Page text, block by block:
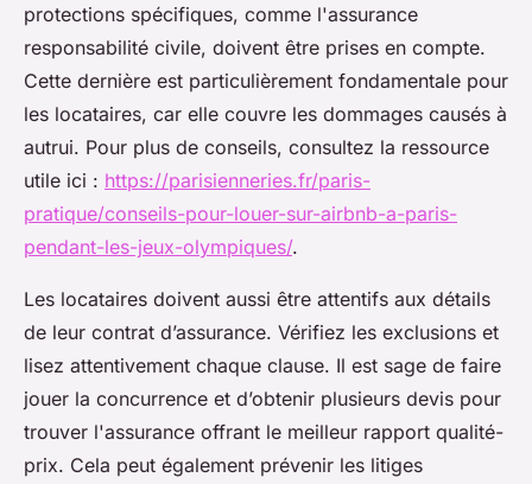
protections spécifiques, comme l'assurance
responsabilité civile, doivent être prises en compte.
Cette dernière est particulièrement fondamentale pour
les locataires, car elle couvre les dommages causés à
autrui. Pour plus de conseils, consultez la ressource
utile ici : https://parisienneries.fr/paris-
pratique/conseils-pour-louer-sur-airbnb-a-paris-
pendant-les-jeux-olympiques/.
Les locataires doivent aussi être attentifs aux détails
de leur contrat d’assurance. Vérifiez les exclusions et
lisez attentivement chaque clause. Il est sage de faire
jouer la concurrence et d’obtenir plusieurs devis pour
trouver l'assurance offrant le meilleur rapport qualité-
prix. Cela peut également prévenir les litiges